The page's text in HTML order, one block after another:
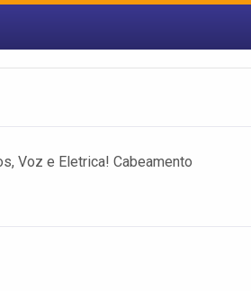
Voz e Eletrica! Cabeamento